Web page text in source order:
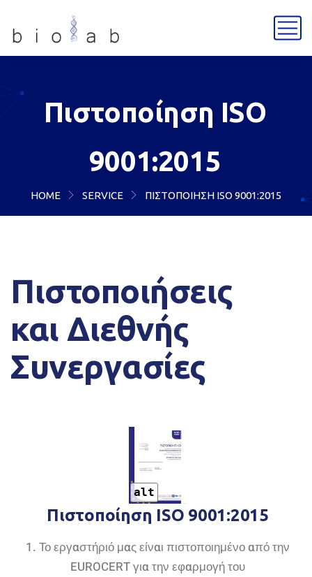
Πιστοποίηση ISO
9001:2015
HOME SERVICE ΠΙΣΤΟΠΟΊΗΣΗ ISO 9001:2015
Πιστοποιήσεις
και Διεθνής
Συνεργασίες
alt
Πιστοποίηση ISO 9001:2015
1. Το εργαστήριό μας είναι πιστοποιημένο από την
EUROCERT για την εφαρμογή του